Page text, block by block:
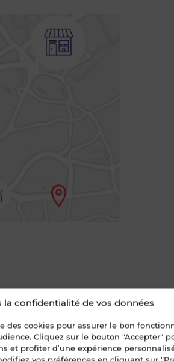
la confidentialité de vos données
des cookies pour assurer le bon
Cliquez sur le bouton "Accepter"
et profiter d’une expérience